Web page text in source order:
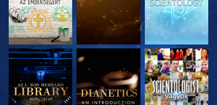
A SOROZAT
RÉSZEI
A SOROZAT
RÉSZEI
MŰSORNÉZÉS